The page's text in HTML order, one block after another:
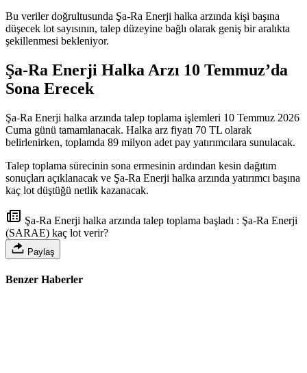
Bu veriler doğrultusunda Şa-Ra Enerji halka arzında kişi başına
düşecek lot sayısının, talep düzeyine bağlı olarak geniş bir aralıkta
şekillenmesi bekleniyor.
Şa-Ra Enerji Halka Arzı 10 Temmuz’da
Sona Erecek
Şa-Ra Enerji halka arzında talep toplama işlemleri 10 Temmuz 2026
Cuma günü tamamlanacak. Halka arz fiyatı 70 TL olarak
belirlenirken, toplamda 89 milyon adet pay yatırımcılara sunulacak.
Talep toplama sürecinin sona ermesinin ardından kesin dağıtım
sonuçları açıklanacak ve Şa-Ra Enerji halka arzında yatırımcı başına
kaç lot düştüğü netlik kazanacak.
Şa-Ra Enerji halka arzında talep toplama başladı : Şa-Ra Enerji
(SARAE) kaç lot verir?
Paylaş
Benzer Haberler